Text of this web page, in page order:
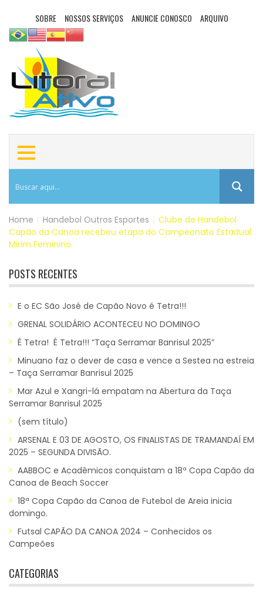
SOBRE NOSSOS SERVIÇOS ANUNCIE CONOSCO ARQUIVO
Home Handebol Outros Esportes
Clube de Handebol
Capão da Canoa recebeu etapa do Campeonato Estadual
Mirim Feminino.
POSTS RECENTES
E o EC São José de Capão Novo é Tetra!!!
GRENAL SOLIDÁRIO ACONTECEU NO DOMINGO
É Tetra! É Tetra!!! “Taça Serramar Banrisul 2025”
Minuano faz o dever de casa e vence a Sestea na estreia
– Taça Serramar Banrisul 2025
Mar Azul e Xangri-lá empatam na Abertura da Taça
Serramar Banrisul 2025
(sem título)
ARSENAL E 03 DE AGOSTO, OS FINALISTAS DE TRAMANDAÍ EM
2025 – SEGUNDA DIVISÃO.
AABBOC e Acadêmicos conquistam a 18ª Copa Capão da
Canoa de Beach Soccer
18ª Copa Capão da Canoa de Futebol de Areia inicia
domingo.
Futsal CAPÃO DA CANOA 2024 – Conhecidos os
Campeões
CATEGORIAS